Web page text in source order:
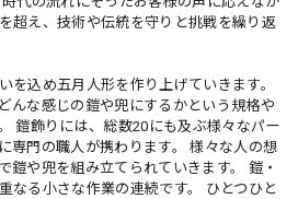
超え、技術や伝統を守りと挑戦を繰り返
を込め五月人形を作り上げていきます。
んな感じの鎧や兜にするかという規格や
鎧飾りには、総数20にも及ぶ様々なパー
専門の職人が携わります。 様々な人の想
鎧や兜を組み立てられていきます。 鎧・
なる小さな作業の連続です。 ひとつひと